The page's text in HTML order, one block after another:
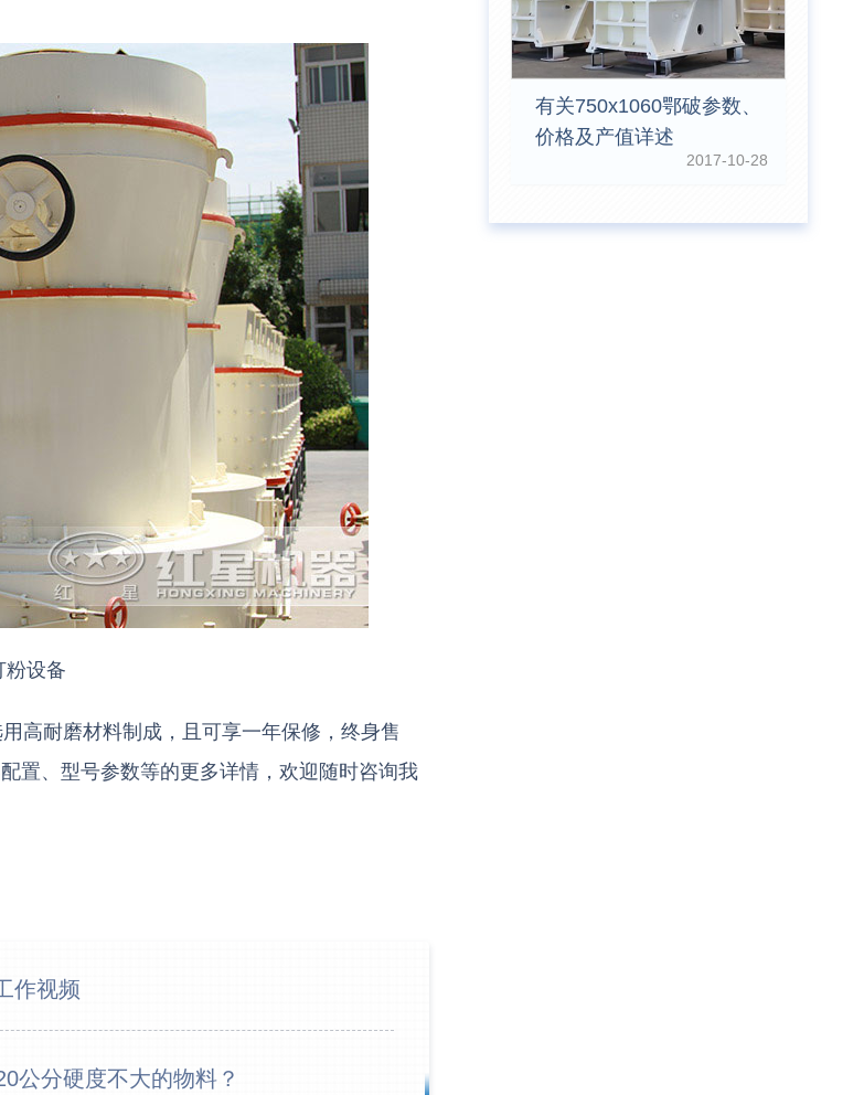
粉设备
高耐磨材料制成，且可享一年保修，终身售
置、型号参数等的更多详情，欢迎随时咨询我
作视频
公分硬度不大的物料？
有关750x1060鄂破参数、
价格及产值详述
2017-10-28
6分钟前